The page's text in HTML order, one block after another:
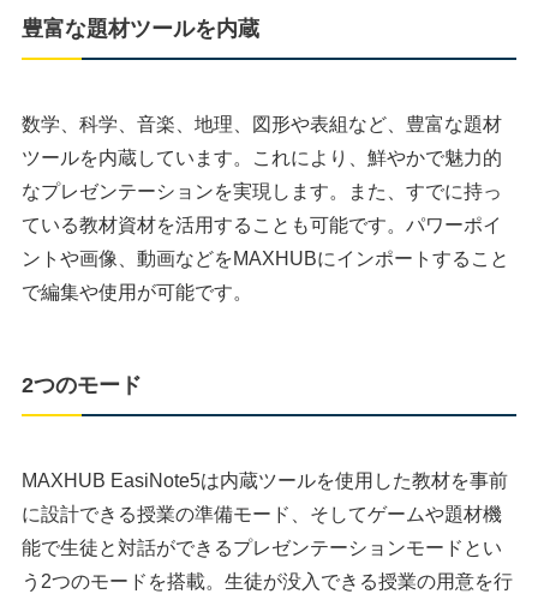
豊富な題材ツールを内蔵
数学、科学、音楽、地理、図形や表組など、豊富な題材
ツールを内蔵しています。これにより、鮮やかで魅力的
なプレゼンテーションを実現します。また、すでに持っ
ている教材資材を活用することも可能です。パワーポイ
ントや画像、動画などをMAXHUBにインポートすること
で編集や使用が可能です。
2つのモード
MAXHUB EasiNote5は内蔵ツールを使用した教材を事前
に設計できる授業の準備モード、そしてゲームや題材機
能で生徒と対話ができるプレゼンテーションモードとい
う2つのモードを搭載。生徒が没入できる授業の用意を行